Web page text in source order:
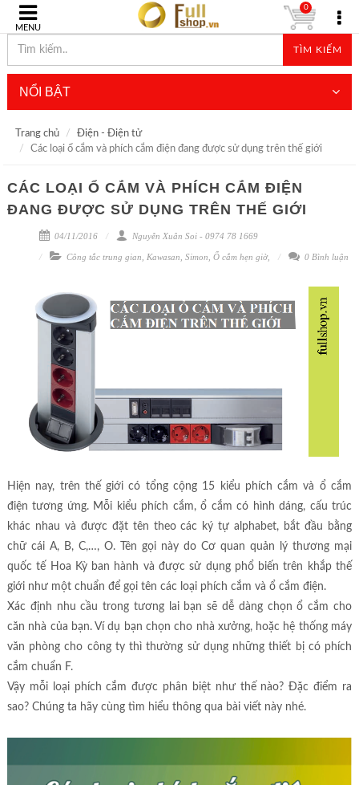
MENU
TÌM KIẾM
0
NỔI BẬT
Trang chủ
Điện - Điện tử
Các loại ổ cắm và phích cắm điện đang được sử dụng trên thế giới
CÁC LOẠI Ổ CẮM VÀ PHÍCH CẮM ĐIỆN
ĐANG ĐƯỢC SỬ DỤNG TRÊN THẾ GIỚI
04/11/2016 Nguyễn Xuân Soi - 0974 78 1669
Công tắc trung gian Kawasan Simon Ổ cắm hẹn giờ, 0 Bình luận
Hiện nay, trên thế giới có tổng cộng 15 kiểu phích cắm và ổ cắm
điện tương ứng. Mỗi kiểu phích cắm, ổ cắm có hình dáng, cấu trúc
khác nhau và được đặt tên theo các ký tự alphabet, bắt đầu bằng
chữ cái A, B, C,…, O. Tên gọi này do Cơ quan quản lý thương mại
quốc tế Hoa Kỳ ban hành và được sử dụng phổ biến trên khắp thế
giới như một chuẩn để gọi tên các loại phích cắm và ổ cắm điện.
Xác định nhu cầu trong tương lai bạn sẽ dễ dàng chọn ổ cắm cho
căn nhà của bạn. Ví dụ bạn chọn cho nhà xưởng, hoặc hệ thống máy
văn phòng cho công ty thì thường sử dụng những thiết bị có phích
cắm chuẩn F.
Vậy mỗi loại phích cắm được phân biệt như thế nào? Đặc điểm ra
sao? Chúng ta hãy cùng tìm hiểu thông qua bài viết này nhé.